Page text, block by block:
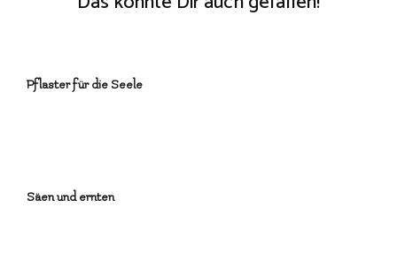
Pflaster für die Seele
Säen und ernten